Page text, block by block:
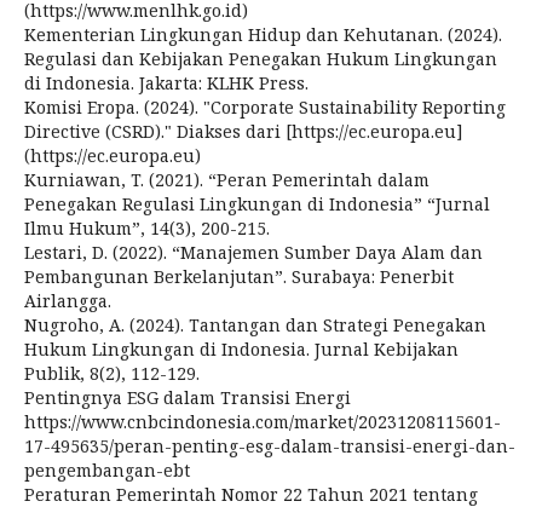
(https://www.menlhk.go.id)
Kementerian Lingkungan Hidup dan Kehutanan. (2024).
Regulasi dan Kebijakan Penegakan Hukum Lingkungan
di Indonesia. Jakarta: KLHK Press.
Komisi Eropa. (2024). "Corporate Sustainability Reporting
Directive (CSRD)." Diakses dari [https://ec.europa.eu]
(https://ec.europa.eu)
Kurniawan, T. (2021). “Peran Pemerintah dalam
Penegakan Regulasi Lingkungan di Indonesia” “Jurnal
Ilmu Hukum”, 14(3), 200-215.
Lestari, D. (2022). “Manajemen Sumber Daya Alam dan
Pembangunan Berkelanjutan”. Surabaya: Penerbit
Airlangga.
Nugroho, A. (2024). Tantangan dan Strategi Penegakan
Hukum Lingkungan di Indonesia. Jurnal Kebijakan
Publik, 8(2), 112-129.
Pentingnya ESG dalam Transisi Energi
https://www.cnbcindonesia.com/market/20231208115601-
17-495635/peran-penting-esg-dalam-transisi-energi-dan-
pengembangan-ebt
Peraturan Pemerintah Nomor 22 Tahun 2021 tentang